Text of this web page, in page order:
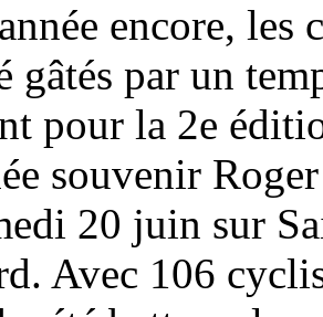
encore, les
gâtés par un
pour la 2e
souvenir
20 juin sur
Avec 106